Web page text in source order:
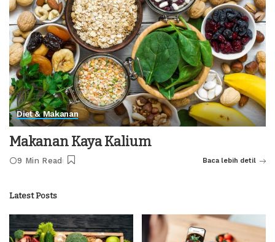
Diet & Makanan
Makanan Kaya Kalium
9 Min Read Baca lebih detil
Latest Posts